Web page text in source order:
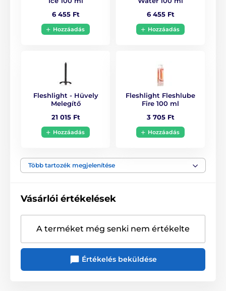
6 455 Ft
Hozzáadás
6 455 Ft
Hozzáadás
Fleshlight - Hüvely
Melegítő
21 015 Ft
Hozzáadás
Fleshlight Fleshlube
Fire 100 ml
3 705 Ft
Hozzáadás
Több tartozék megjelenítése
Vásárlói értékelések
A terméket még senki nem értékelte
Értékelés beküldése